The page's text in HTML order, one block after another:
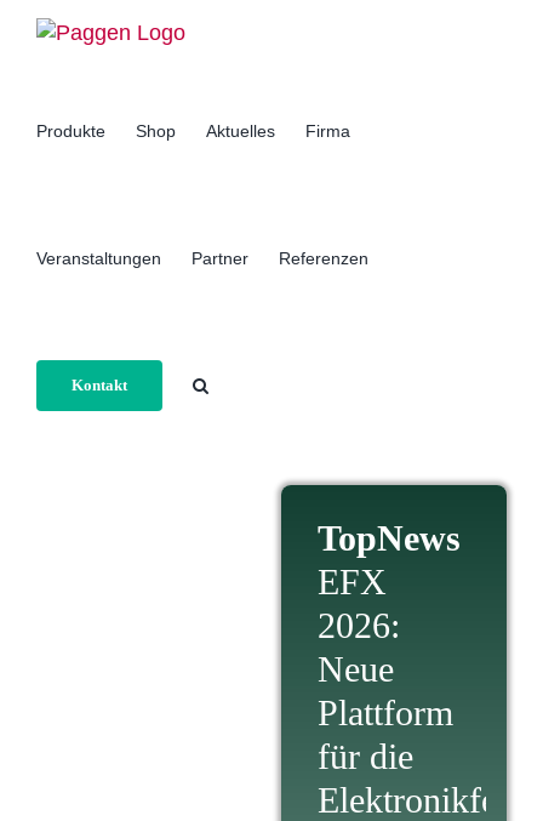
Zum
Inhalt
Produkte Shop Aktuelles Firma
Veranstaltungen Partner Referenzen
Kontakt
TopNews
EFX
2026:
Neue
Plattform
für die